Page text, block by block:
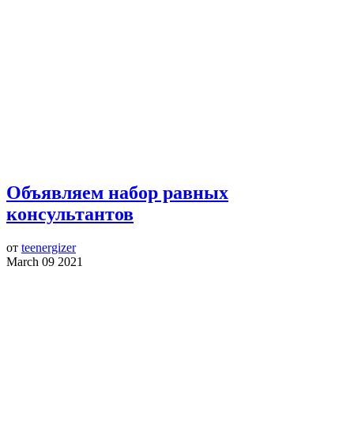
Объявляем набор равных
консультантов
от teenergizer
March 09 2021